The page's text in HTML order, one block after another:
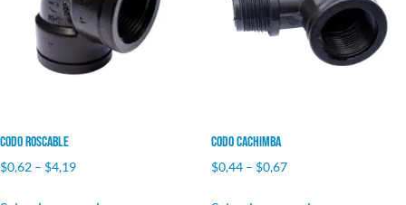
Codo Roscable
$0,62 – $4,19
Codo Cachimba
$0,44– $0,67